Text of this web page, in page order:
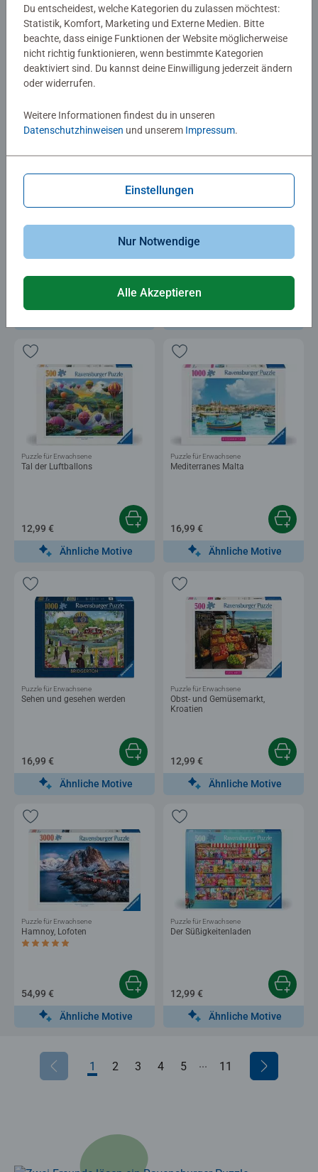
16,99 €
Ähnliche Motive
Movie
12,99 €
Durchschnittliche Bewertung 4,5 von 5 Sternen.
Puzzle für Erwachsene Puzzle für Erwachsene
12,99 €
Tal der Luftballons
Puzzle für Erwachsene
12,99 €
Ähnliche Motive
Mediterranes Malta
Puzzle für Erwachsene
16,99 €
Ähnliche Motive
Sehen und gesehen werden
Puzzle für Erwachsene
16,99 €
Ähnliche Motive
Obst- und Gemüsemarkt,
Kroatien
Puzzle für Erwachsene
12,99 €
Ähnliche Motive
Hamnoy, Lofoten
Durchschnittliche Bewertung 5,0 von 5 Sternen.
Puzzle für Erwachsene
54,99 €
Ähnliche Motive
Der Süßigkeitenladen
Puzzle für Erwachsene
12,99 €
Ähnliche Motive
1 2 3 4 5 6 7
... 11
Du entscheidest, welche Kategorien du zulassen möchtest:
Statistik, Komfort, Marketing und Externe Medien. Bitte
beachte, dass einige Funktionen der Website möglicherweise
nicht richtig funktionieren, wenn bestimmte Kategorien
deaktiviert sind. Du kannst deine Einwilligung jederzeit ändern
oder widerrufen.
Weitere Informationen findest du in unseren
Datenschutzhinweisen und unserem Impressum.
Einstellungen
Nur Notwendige
Alle Akzeptieren